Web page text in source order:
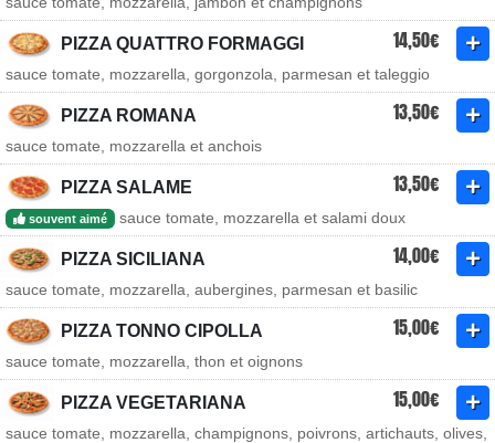
PIZZA QUATTRO FORMAGGI 14,50€
sauce tomate, mozzarella, gorgonzola, parmesan et taleggio
PIZZA ROMANA 13,50€
sauce tomate, mozzarella et anchois
PIZZA SALAME 13,50€
souvent aimé sauce tomate, mozzarella et salami doux
PIZZA SICILIANA 14,00€
sauce tomate, mozzarella, aubergines, parmesan et basilic
PIZZA TONNO CIPOLLA 15,00€
sauce tomate, mozzarella, thon et oignons
PIZZA VEGETARIANA 15,00€
sauce tomate, mozzarella, champignons, poivrons, artichauts, olives,